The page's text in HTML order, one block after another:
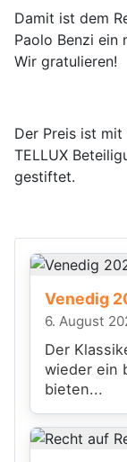
Venedig
6. August
Der
wieder ein
bieten...
Damit ist dem
Paolo Benzi ein
Wir gratulieren!
Der Preis ist
TELLUX
gestiftet.